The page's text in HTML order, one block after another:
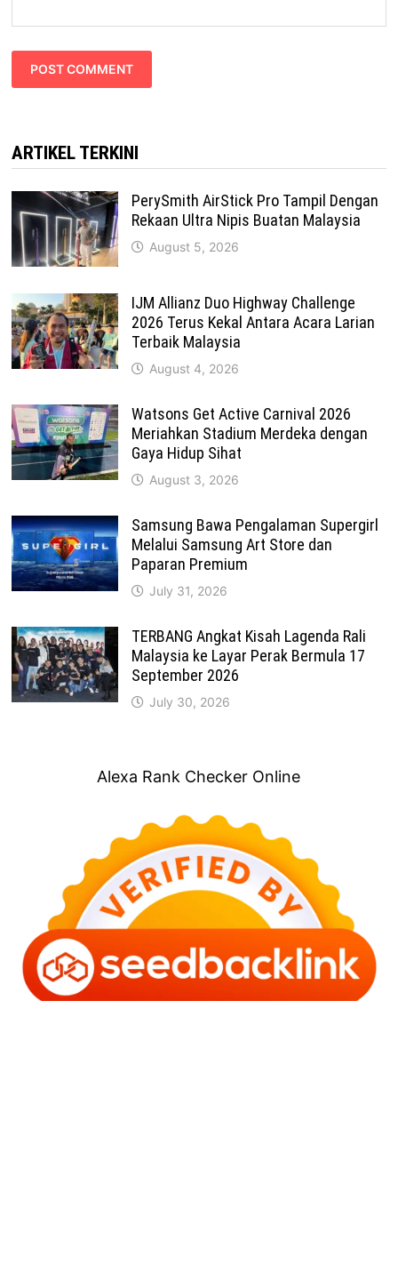
ARTIKEL TERKINI
PerySmith AirStick Pro Tampil Dengan
Rekaan Ultra Nipis Buatan Malaysia
August 5, 2026
IJM Allianz Duo Highway Challenge
2026 Terus Kekal Antara Acara Larian
Terbaik Malaysia
August 4, 2026
Watsons Get Active Carnival 2026
Meriahkan Stadium Merdeka dengan
Gaya Hidup Sihat
August 3, 2026
Samsung Bawa Pengalaman Supergirl
Melalui Samsung Art Store dan
Paparan Premium
July 31, 2026
TERBANG Angkat Kisah Lagenda Rali
Malaysia ke Layar Perak Bermula 17
September 2026
July 30, 2026
Alexa Rank Checker Online